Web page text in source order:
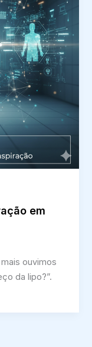
em
ouvimos
da lipo?”.